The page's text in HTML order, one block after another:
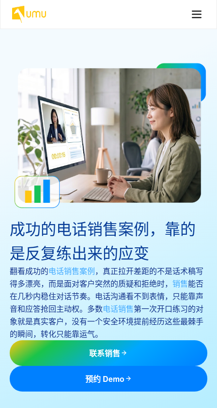
成功的电话销售案例，靠的
是反复练出来的应变
翻看成功的电话销售案例，真正拉开差距的不是话术稿写
得多漂亮，而是面对客户突然的质疑和拒绝时， 销售能否
在几秒内稳住对话节奏。电话沟通看不到表情，只能靠声
音和应答抢回主动权。多数电话销售第一次开口练习的对
象就是真实客户，没有一个安全环境提前经历这些最棘手
的瞬间，转化只能靠运气。
联系销售
预约 Demo